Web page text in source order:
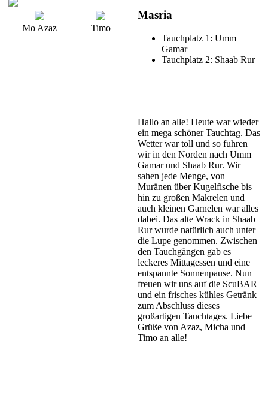
Mo Azaz Timo
Masria
Tauchplatz 1: Umm
Gamar
Tauchplatz 2: Shaab Rur
Hallo an alle! Heute war wieder
ein mega schöner Tauchtag. Das
Wetter war toll und so fuhren
wir in den Norden nach Umm
Gamar und Shaab Rur. Wir
sahen jede Menge, von
Muränen über Kugelfische bis
hin zu großen Makrelen und
auch kleinen Garnelen war alles
dabei. Das alte Wrack in Shaab
Rur wurde natürlich auch unter
die Lupe genommen. Zwischen
den Tauchgängen gab es
leckeres Mittagessen und eine
entspannte Sonnenpause. Nun
freuen wir uns auf die ScuBAR
und ein frisches kühles Getränk
zum Abschluss dieses
großartigen Tauchtages. Liebe
Grüße von Azaz, Micha und
Timo an alle!